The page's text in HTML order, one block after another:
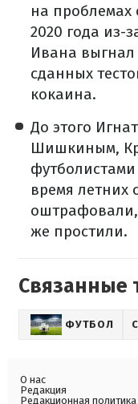
на
2020 года из-
Ивана
сданных
кокаина.
До этого
Шишкиным,
время летних
оштрафовали,
же простили.
Связанные
ФУТБОЛ
О нас
Редакция
Редакционная политика